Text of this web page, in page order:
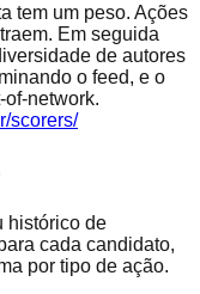
tem um peso. Ações
Em seguida
de autores
o feed, e o
network.
scorers/
histórico de
cada candidato,
por tipo de ação.